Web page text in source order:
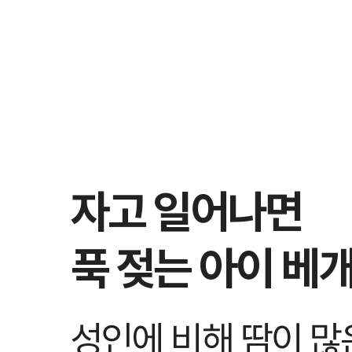
자고 일어나면
푹 젖는 아이 베
성인에 비해 땀이